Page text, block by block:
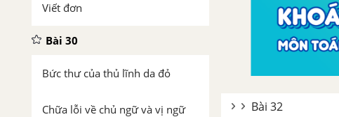
Viết đơn
Bài 30
Bức thư của thủ lĩnh da đỏ
Chữa lỗi về chủ ngữ và vị ngữ
Bài 32